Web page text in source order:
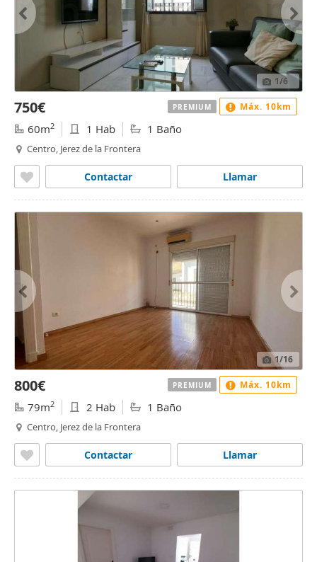
1/6
750€
60m2 1 Hab 1 Baño
Centro, Jerez de la Frontera
Llamar
Contactar
PREMIUM Máx. 10km
1/16
800€
79m2 2 Hab 1 Baño
Centro, Jerez de la Frontera
Llamar
Contactar
PREMIUM Máx. 10km